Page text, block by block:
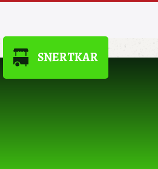
SNERTKAR